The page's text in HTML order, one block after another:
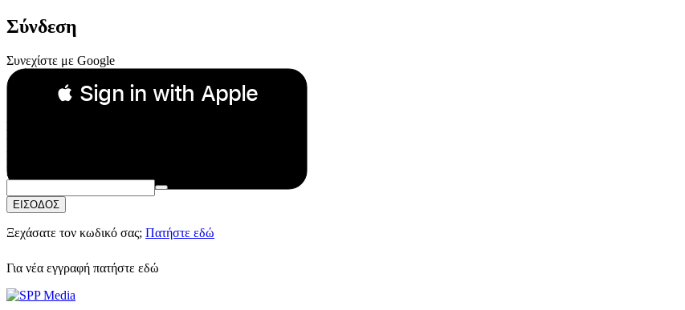
Σύνδεση
Συνεχίστε με Google
 Sign in with Apple
Συνεχίστε με Apple
ή
Email:
Κωδικός Πρόσβασης:
ΕΙΣΟΔΟΣ
Ξεχάσατε τον κωδικό σας; Πατήστε εδώ
Για νέα εγγραφή πατήστε εδώ